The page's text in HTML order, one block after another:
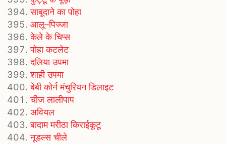
साबूदाने का पोहा
आलू–पिज्जा
केले के चिप्स
पोहा कटलेट
दलिया उपमा
शाही उपमा
बेबी कोर्न मंचुरियन डिलाइट
चीज लालीपाप
अवियल
बादाम मरीठा किराईकूटू
नूडल्स चीले